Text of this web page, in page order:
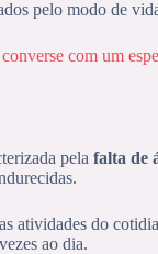
pelo modo de
converse com um
pela falta de
atividades do
ao dia.